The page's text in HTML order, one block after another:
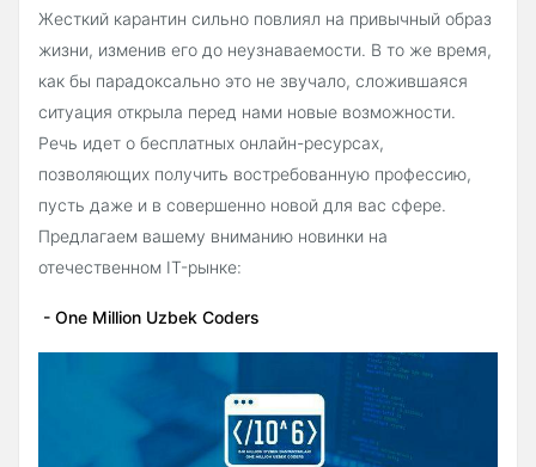
Жесткий карантин сильно повлиял на привычный образ
жизни, изменив его до неузнаваемости. В то же время,
как бы парадоксально это не звучало, сложившаяся
ситуация открыла перед нами новые возможности.
Речь идет о бесплатных онлайн-ресурсах,
позволяющих получить востребованную профессию,
пусть даже и в совершенно новой для вас сфере.
Предлагаем вашему вниманию новинки на
отечественном IT-рынке:
- One Million Uzbek Coders